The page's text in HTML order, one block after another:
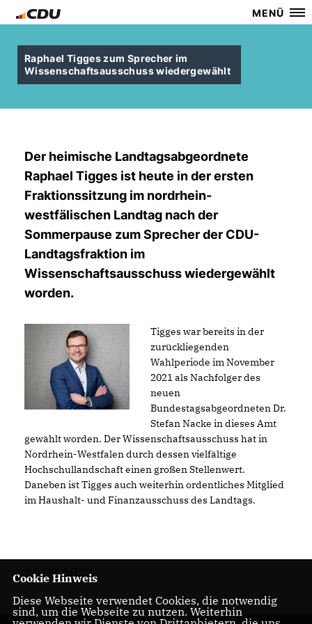
MENÜ
Raphael Tigges zum Sprecher im
Wissenschaftsausschuss wiedergewählt
Der heimische Landtagsabgeordnete
Raphael Tigges ist heute in der ersten
Fraktionssitzung im nordrhein-
westfälischen Landtag nach der
Sommerpause zum Sprecher der CDU-
Landtagsfraktion im
Wissenschaftsausschuss wiedergewählt
worden.
Tigges war bereits in der
zurückliegenden
Wahlperiode im November
2021 als Nachfolger des
neuen
Bundestagsabgeordneten Dr.
Stefan Nacke in dieses Amt
gewählt worden. Der Wissenschaftsausschuss hat in
Nordrhein-Westfalen durch dessen vielfältige
Hochschullandschaft einen großen Stellenwert.
Daneben ist Tigges auch weiterhin ordentliches Mitglied
im Haushalt- und Finanzausschuss des Landtags.
18.08.2022
Cookie Hinweis
Diese Webseite verwendet Cookies, die notwendig
sind, um die Webseite zu nutzen. Weiterhin